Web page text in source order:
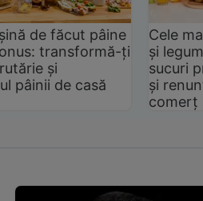
de făcut pâine
transformă-ți
și
pâinii de casă
Cele
și
sucuri
și
comerț